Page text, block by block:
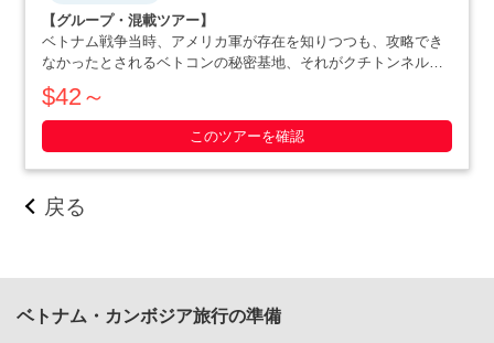
【グループ・混載ツアー】
ベトナム戦争当時、アメリカ軍が存在を知りつつも、攻略でき
なかったとされるベトコンの秘密基地、それがクチトンネルで
す。小柄な体格を活かした戦略で、アメリカ軍を撃退にまで追
いやったベトナム人の作戦の数々や彼らの暮らしぶりを追体験
できます。ホーチミン滞在最終日や、午後か・・・・・
$42～
このツアーを確認
戻る
ベトナム・カンボジア旅行の準備